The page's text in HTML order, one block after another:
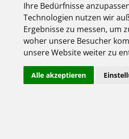
Ihre Bedürfnisse
Technologien nutzen wir
Ergebnisse zu messen, um
woher unsere Besucher
unsere Website weiter zu
Alle akzeptieren
Über uns
Impressum